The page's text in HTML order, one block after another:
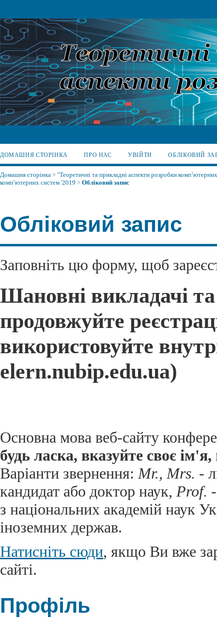
ДОМАШНЯ СТОРІНКА ПРО НАС УВІЙТИ ОБЛІКОВИЙ
Домашня сторінка > "Теоретичні та прикладні аспекти розробки
комп’ютерних систем '2019 > Обліковий запис
Обліковий запис
Заповніть цю форму, щоб
Шановні викладачі
продовжуйте
використовуйте
elern.nubip.edu.ua)
Основна мова веб-сайту
будь ласка, вказуйте своє
Варіанти звернення: Mr., Mrs. -
кандидат або доктор наук, Prof.
з національних академій наук
іноземних держав.
Натисніть сюди, якщо Ви вже
сайті.
Профіль